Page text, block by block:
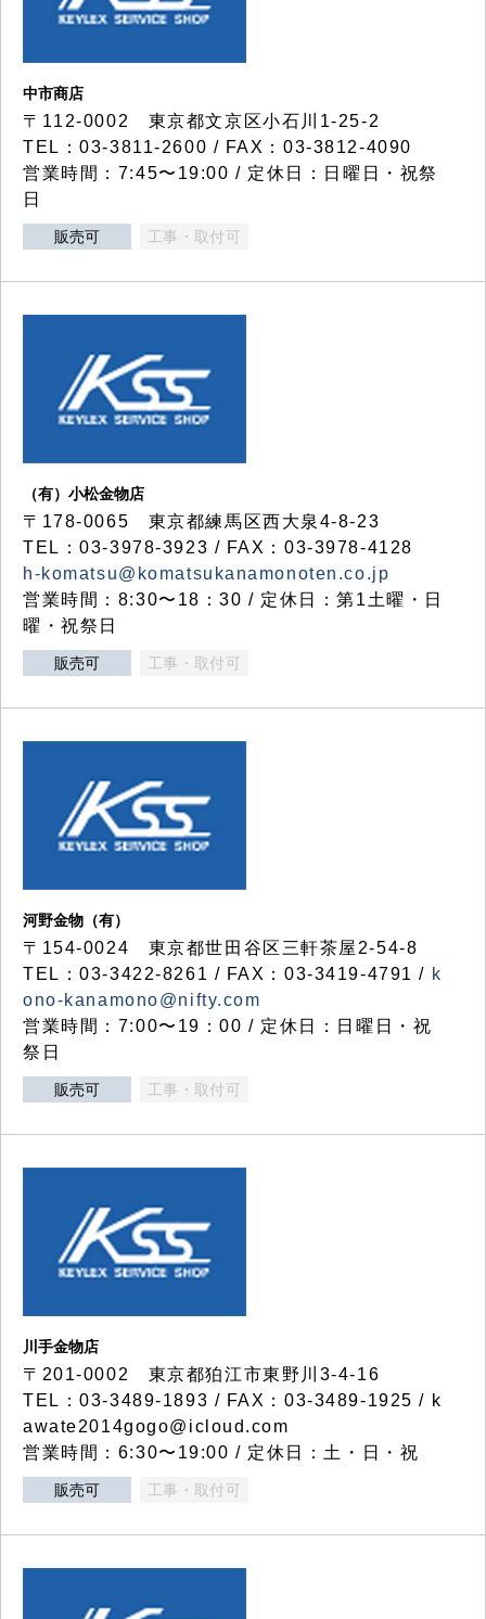
中市商店
〒112-0002 東京都文京区小石川1-25-2
TEL：03-3811-2600 / FAX：03-3812-4090
営業時間：7:45〜19:00 / 定休日：日曜日・祝祭
日
販売可 工事・取付可
（有）小松金物店
〒178-0065 東京都練馬区西大泉4-8-23
TEL：03-3978-3923 / FAX：03-3978-4128
h-komatsu@komatsukanamonoten.co.jp
営業時間：8:30〜18：30 / 定休日：第1土曜・日
曜・祝祭日
販売可 工事・取付可
河野金物（有）
〒154-0024 東京都世田谷区三軒茶屋2-54-8
TEL：03-3422-8261 / FAX：03-3419-4791 / k
ono-kanamono@nifty.com
営業時間：7:00〜19：00 / 定休日：日曜日・祝
祭日
販売可 工事・取付可
川手金物店
〒201-0002 東京都狛江市東野川3-4-16
TEL：03-3489-1893 / FAX：03-3489-1925 / k
awate2014gogo@icloud.com
営業時間：6:30〜19:00 / 定休日：土・日・祝
販売可 工事・取付可